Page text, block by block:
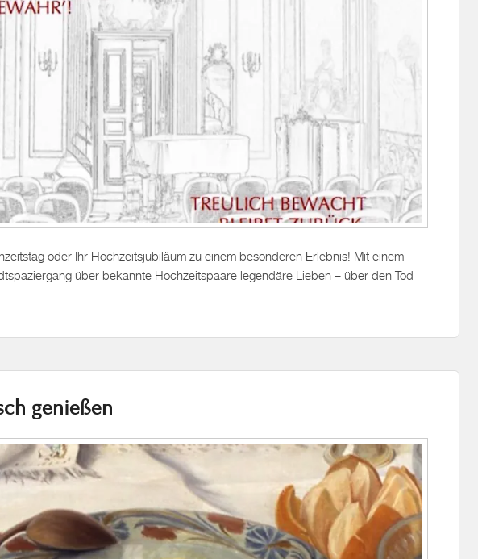
oder Ihr Hochzeitsjubiläum zu einem besonderen Erlebnis! Mit einem
über bekannte Hochzeitspaare legendäre Lieben – über den Tod
genießen